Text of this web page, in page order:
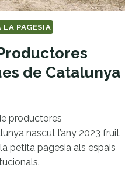
PAGESIA
de Catalunya
productores
nascut l’any 2023 fruit
petita pagesia als espais